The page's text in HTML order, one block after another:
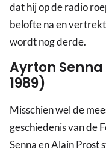
dat hij op de radio
belofte na en
wordt nog derde.
Ayrton
1989)
Misschien wel de
geschiedenis van de
Senna en Alain Prost